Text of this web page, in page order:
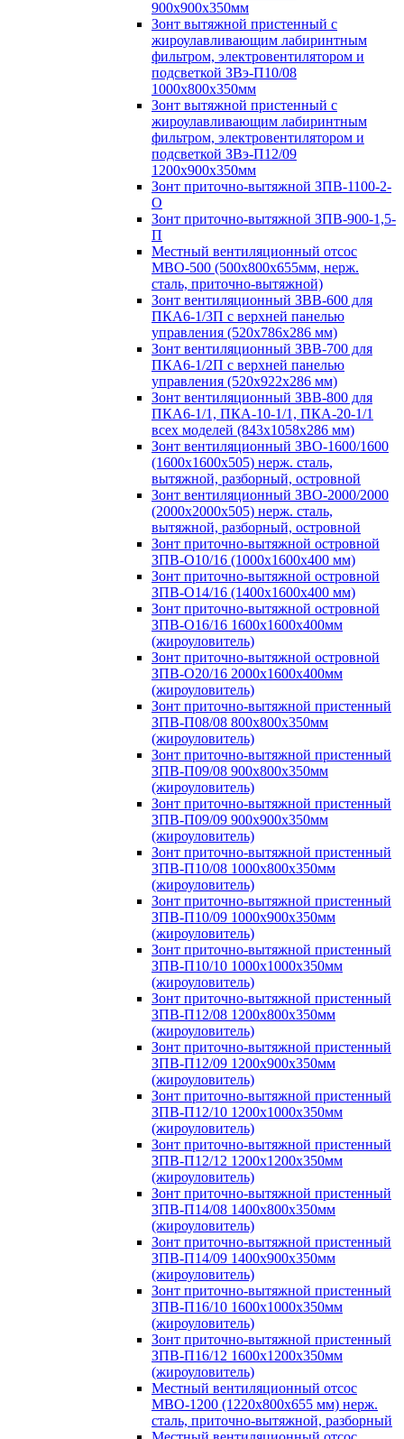
900х900х350мм
Зонт вытяжной пристенный с
жироулавливающим лабиринтным
фильтром, электровентилятором и
подсветкой ЗВэ-П10/08
1000х800х350мм
Зонт вытяжной пристенный с
жироулавливающим лабиринтным
фильтром, электровентилятором и
подсветкой ЗВэ-П12/09
1200х900х350мм
Зонт приточно-вытяжной ЗПВ-1100-2-
О
Зонт приточно-вытяжной ЗПВ-900-1,5-
П
Местный вентиляционный отсос
МВО-500 (500х800х655мм, нерж.
сталь, приточно-вытяжной)
Зонт вентиляционный ЗВВ-600 для
ПКА6-1/3П с верхней панелью
управления (520х786х286 мм)
Зонт вентиляционный ЗВВ-700 для
ПКА6-1/2П с верхней панелью
управления (520х922х286 мм)
Зонт вентиляционный ЗВВ-800 для
ПКА6-1/1, ПКА-10-1/1, ПКА-20-1/1
всех моделей (843х1058х286 мм)
Зонт вентиляционный ЗВО-1600/1600
(1600х1600х505) нерж. сталь,
вытяжной, разборный, островной
Зонт вентиляционный ЗВО-2000/2000
(2000х2000х505) нерж. сталь,
вытяжной, разборный, островной
Зонт приточно-вытяжной островной
ЗПВ-О10/16 (1000х1600х400 мм)
Зонт приточно-вытяжной островной
ЗПВ-О14/16 (1400х1600х400 мм)
Зонт приточно-вытяжной островной
ЗПВ-О16/16 1600х1600х400мм
(жироуловитель)
Зонт приточно-вытяжной островной
ЗПВ-О20/16 2000х1600х400мм
(жироуловитель)
Зонт приточно-вытяжной пристенный
ЗПВ-П08/08 800х800х350мм
(жироуловитель)
Зонт приточно-вытяжной пристенный
ЗПВ-П09/08 900х800х350мм
(жироуловитель)
Зонт приточно-вытяжной пристенный
ЗПВ-П09/09 900х900х350мм
(жироуловитель)
Зонт приточно-вытяжной пристенный
ЗПВ-П10/08 1000х800х350мм
(жироуловитель)
Зонт приточно-вытяжной пристенный
ЗПВ-П10/09 1000х900х350мм
(жироуловитель)
Зонт приточно-вытяжной пристенный
ЗПВ-П10/10 1000х1000х350мм
(жироуловитель)
Зонт приточно-вытяжной пристенный
ЗПВ-П12/08 1200х800х350мм
(жироуловитель)
Зонт приточно-вытяжной пристенный
ЗПВ-П12/09 1200х900х350мм
(жироуловитель)
Зонт приточно-вытяжной пристенный
ЗПВ-П12/10 1200х1000х350мм
(жироуловитель)
Зонт приточно-вытяжной пристенный
ЗПВ-П12/12 1200х1200х350мм
(жироуловитель)
Зонт приточно-вытяжной пристенный
ЗПВ-П14/08 1400х800х350мм
(жироуловитель)
Зонт приточно-вытяжной пристенный
ЗПВ-П14/09 1400х900х350мм
(жироуловитель)
Зонт приточно-вытяжной пристенный
ЗПВ-П16/10 1600х1000х350мм
(жироуловитель)
Зонт приточно-вытяжной пристенный
ЗПВ-П16/12 1600х1200х350мм
(жироуловитель)
Местный вентиляционный отсос
МВО-1200 (1220х800х655 мм) нерж.
сталь, приточно-вытяжной, разборный